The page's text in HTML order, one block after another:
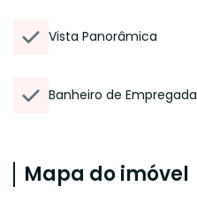
Vista Panorâmica
Banheiro de Empregada
Mapa do imóvel